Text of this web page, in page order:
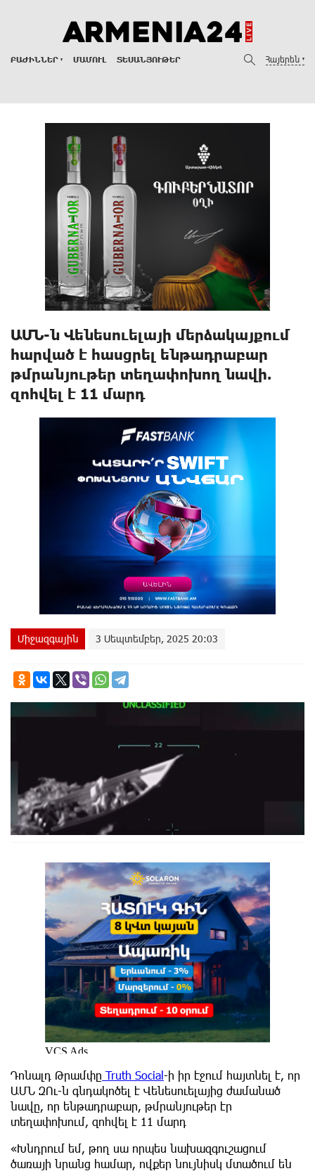
ԲԱԺԻՆՆԵՐ ՄԱՄՈՒԼ ՏԵՍԱՆՅՈՒԹԵՐ Հայերեն
ԱՄՆ-ն Վենեսուելայի մերձակայքում
hարված է հասցրել ենթադրաբար
թմրանյութեր տեղափոխող նավի.
զnհվել է 11 մարդ
Միջազգային 3 Սեպտեմբեր, 2025 20:03
Դոնալդ Թրամփը Truth Social-ի իր էջում հայտնել է, որ
ԱՄՆ ԶՈւ-ն գնդակոծել է Վենեսուելայից ժամանած
նավը, որ ենթադրաբար, թմրանյութեր էր
տեղափոխում, զոհվել է 11 մարդ
«Խնդրում եմ, թող սա որպես նախազգուշացում
ծառայի նրանց համար, ովքեր նույնիսկ մտածում են